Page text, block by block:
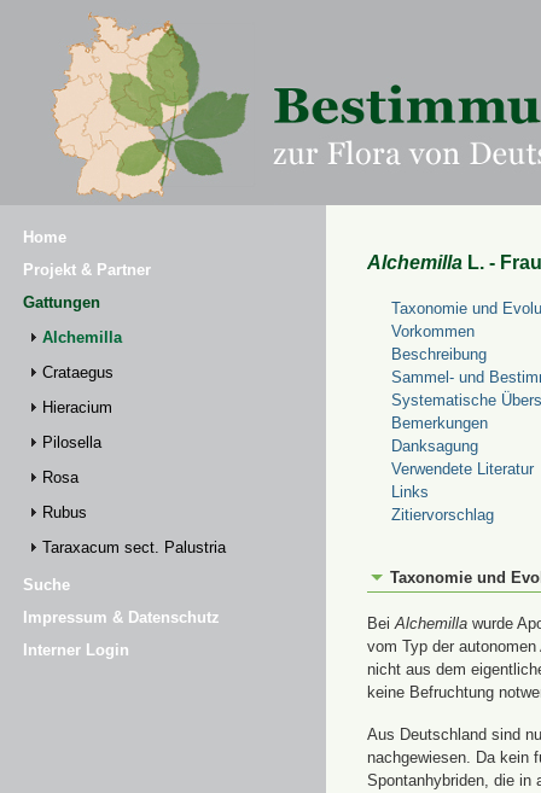
Home
Projekt & Partner
Gattungen
Alchemilla
Crataegus
Hieracium
Pilosella
Rosa
Rubus
Taraxacum sect. Palustria
Suche
Impressum & Datenschutz
Interner Login
Alchemilla L. -
Taxonomie und
Vorkommen
Beschreibung
Sammel- und
Systematische
Bemerkungen
Danksagung
Verwendete Literatur
Links
Zitiervorschlag
Taxonomie und
BeiAlchemilla wurde
vom Typ der
nicht aus dem
keine Befruchtung
Aus Deutschland sind
nachgewiesen. Da kein
Spontanhybriden, die in